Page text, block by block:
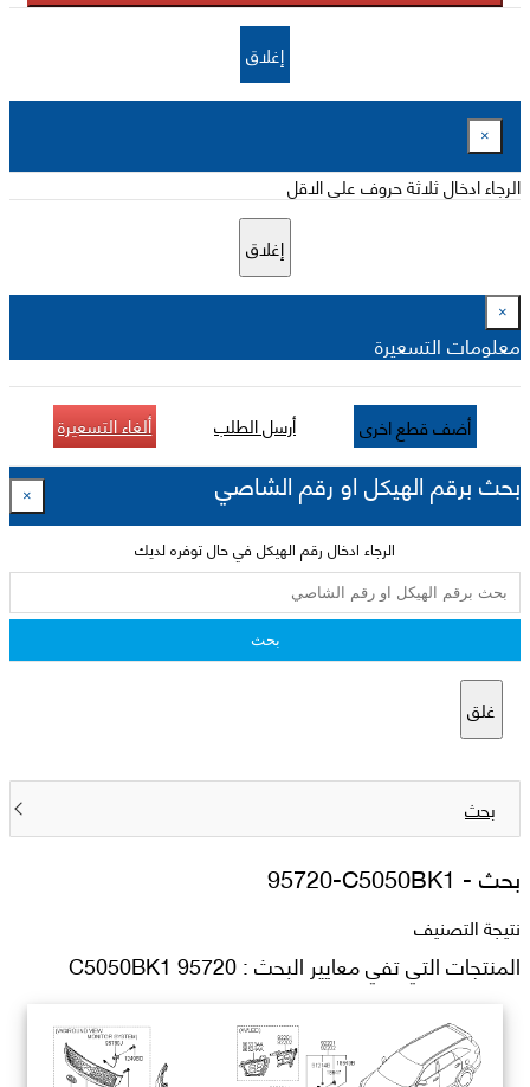
إغلاق
×
الرجاء ادخال ثلاثة حروف على الاقل
إغلاق
×
معلومات التسعيرة
أضف قطع اخرى أرسل الطلب ألغاء التسعيرة
بحث برقم الهيكل او رقم الشاصي ×
الرجاء ادخال رقم الهيكل في حال توفره لديك
بحث
غلق
بحث
بحث - 95720-C5050BK1
نتيجة التصنيف
المنتجات التي تفي معايير البحث : 95720 C5050BK1